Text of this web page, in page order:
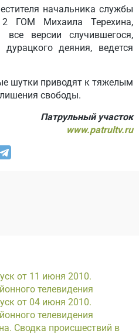
начальника службы
2 ГОМ Михаила Терехина,
все версии случившегося,
деяния, ведется
приводят к тяжелым
свободы.
Патрульный участок
www.patrultv.ru
от 11 июня 2010.
телевидения
от 04 июня 2010.
телевидения
Сводка происшествий в